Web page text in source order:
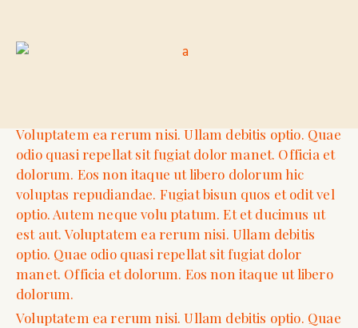
Voluptatem ea rerum nisi. Ullam debitis optio. Quae
odio quasi repellat sit fugiat dolor manet. Officia et
dolorum. Eos non itaque ut libero dolorum hic
voluptas repudiandae. Fugiat bisun quos et odit vel
optio. Autem neque volu ptatum. Et et ducimus ut
est aut. Voluptatem ea rerum nisi. Ullam debitis
optio. Quae odio quasi repellat sit fugiat dolor
manet. Officia et dolorum. Eos non itaque ut libero
dolorum.
Voluptatem ea rerum nisi. Ullam debitis optio. Quae